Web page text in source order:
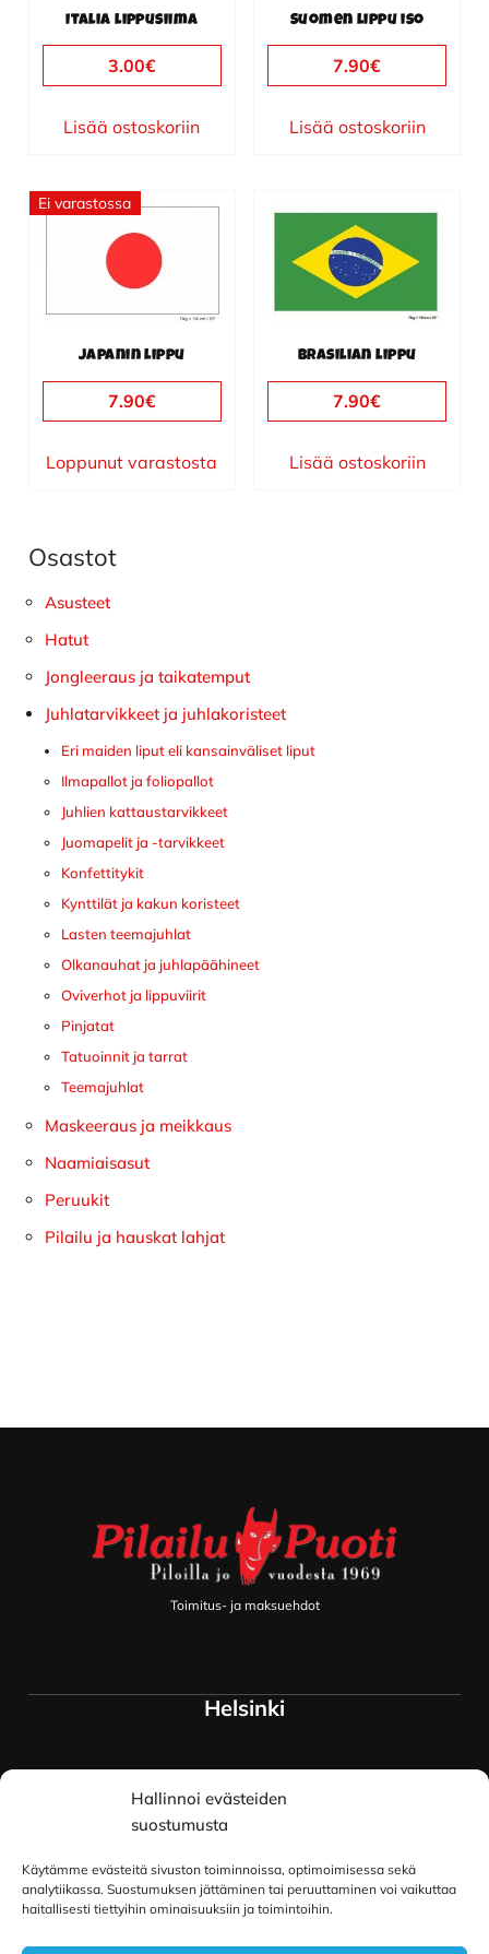
Hallinnoi evästeiden
suostumusta
Käytämme evästeitä sivuston toiminnoissa, optimoimisessa sekä
analytiikassa. Suostumuksen jättäminen tai peruuttaminen voi vaikuttaa
haitallisesti tiettyihin ominaisuuksiin ja toimintoihin.
Italia lippusiima
3.00€
Lisää ostoskoriin
Suomen lippu iso
7.90€
Lisää ostoskoriin
Ei varastossa
Japanin lippu
7.90€
Loppunut varastosta
Brasilian lippu
7.90€
Lisää ostoskoriin
Ensisijainen
sivupalkki
Osastot
Asusteet
Hatut
Jongleeraus ja taikatemput
Juhlatarvikkeet ja juhlakoristeet
Eri maiden liput eli kansainväliset liput
Ilmapallot ja foliopallot
Juhlien kattaustarvikkeet
Juomapelit ja -tarvikkeet
Konfettitykit
Kynttilät ja kakun koristeet
Lasten teemajuhlat
Olkanauhat ja juhlapäähineet
Oviverhot ja lippuviirit
Pinjatat
Tatuoinnit ja tarrat
Teemajuhlat
Maskeeraus ja meikkaus
Naamiaisasut
Peruukit
Pilailu ja hauskat lahjat
Toimitus- ja maksuehdot
Helsinki
Myymälä ja keskusvarasto
Siltavuorenranta 18
00170 Helsinki
Oulu